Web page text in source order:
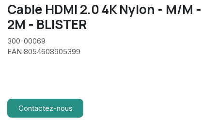
Cable HDMI 2.0 4K Nylon - M/M -
2M - BLISTER
300-00069
EAN 8054608905399
Contactez-nous